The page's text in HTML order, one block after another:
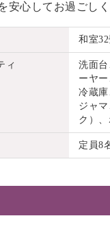
安心してお過ごしく
和室
ィ
洗面
ーヤ
冷蔵
ジャ
ク）
定員8